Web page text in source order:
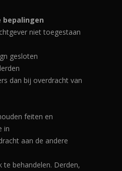
bepalingen
niet toegestaan
gesloten
dan bij overdracht van
feiten en
in
aan de andere
behandelen. Derden,